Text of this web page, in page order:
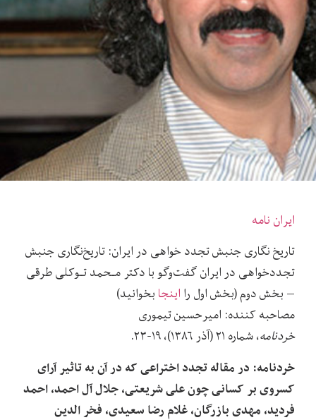
ایران نامه
تاریخ نگاری جنبش تجدد خواهی در ایران: تاریخ‌نگاری جنبش
تجددخواهی در ایران گفت‌وگو‌ با‌ دکتر‌ مـحمد تـوکلی طرقی
– بخش دوم (بخش اول را اینجا بخوانید)
مصاحبه کننده: امیرحسین تیموری
خردنامه، شماره ۲۱ (آذر ۱۳۸۶)، ۱۹-۲۳.
خردنامه: در مقاله تجدد‌ اختراعی‌ که‌ در آن به تاثیر آرای
کسروی بر کسانی‌ چون‌ علی‌ شریعتی، جلال‌ آل‌ احمد،‌ احمد
فردید، مهدی بازرگان، غلام رضا سعیدی، فخر الدین